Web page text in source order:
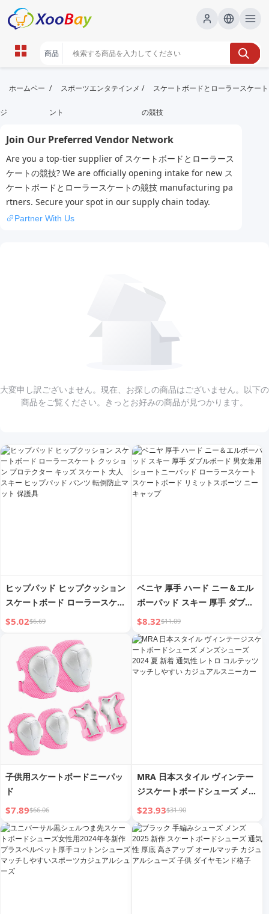
スケートボードとローラースケートの競
技 | XOOBAY B2B/B2C Marketplace
ケートボードとローラースケートの競技, XOOBAY
スケート競技の概要と情報を提供しますね。
ホームペー
ジ
/ スポーツエンタテインメ
ント
/ スケートボードとローラースケート
の競技
Join Our Preferred Vendor Network
Are you a top-tier supplier of スケートボードとローラース
ケートの競技? We are officially opening intake for new ス
ケートボードとローラースケートの競技 manufacturing pa
rtners. Secure your spot in our supply chain today.
Partner With Us
大変申し訳ございません。現在、お探しの商品はございません。以下の
商品をご覧ください。きっとお好みの商品が見つかります。
ヒップパッド ヒップクッション
スケートボード ローラースケー
ト クッション プロテクター キ
プパッド パンツ 転倒防止マッ
ト 保護具
$5.02$6.69
ベニヤ 厚手 ハード ニー＆エル
ボーパッド スキー 厚手 ダブル
ボード 男女兼用 ショートニー
パッド ローラースケート スケ
ートボード リミットスポーツ
ニーキャップ
$8.32$11.09
子供用スケートボードニーパッ
ド
$7.89$66.06
MRA 日本スタイル ヴィンテー
ジスケートボードシューズ メン
ズシューズ 2024 夏 新着 通気
性 レトロ コルテッツ マッチし
やすい カジュアルスニーカー
$23.93$31.90